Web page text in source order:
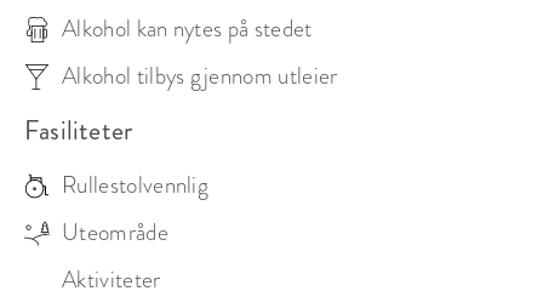
Alkohol kan nytes på stedet
Alkohol tilbys gjennom utleier
Fasiliteter
Rullestolvennlig
Uteområde
Aktiviteter